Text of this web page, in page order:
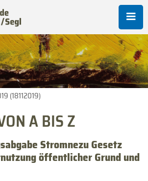
(18112019)
A BIS Z
Stromnezu Gesetz
öffentlicher Grund und